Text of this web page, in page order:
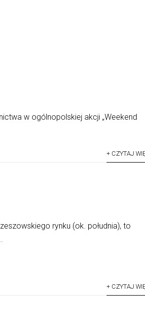
w ogólnopolskiej akcji „Weekend
+ CZYTAJ
rynku (ok. południa), to
+ CZYTAJ